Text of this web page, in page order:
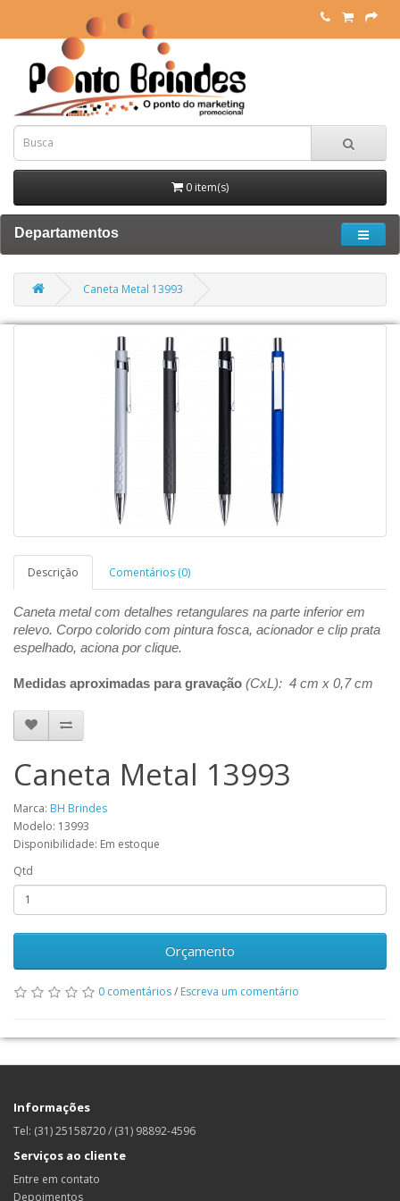
0 item(s)
Departamentos
Caneta Metal 13993
Descrição Comentários (0)
Caneta metal com detalhes retangulares na parte inferior em
relevo. Corpo colorido com pintura fosca, acionador e clip prata
espelhado, aciona por clique.
Medidas aproximadas para gravação (CxL): 4 cm x 0,7 cm
Caneta Metal 13993
Marca: BH Brindes
Modelo: 13993
Disponibilidade: Em estoque
Qtd
Orçamento
0 comentários/ Escreva um comentário
Informações
Tel: (31) 25158720 / (31) 98892-4596
Serviços ao cliente
Entre em contato
Depoimentos